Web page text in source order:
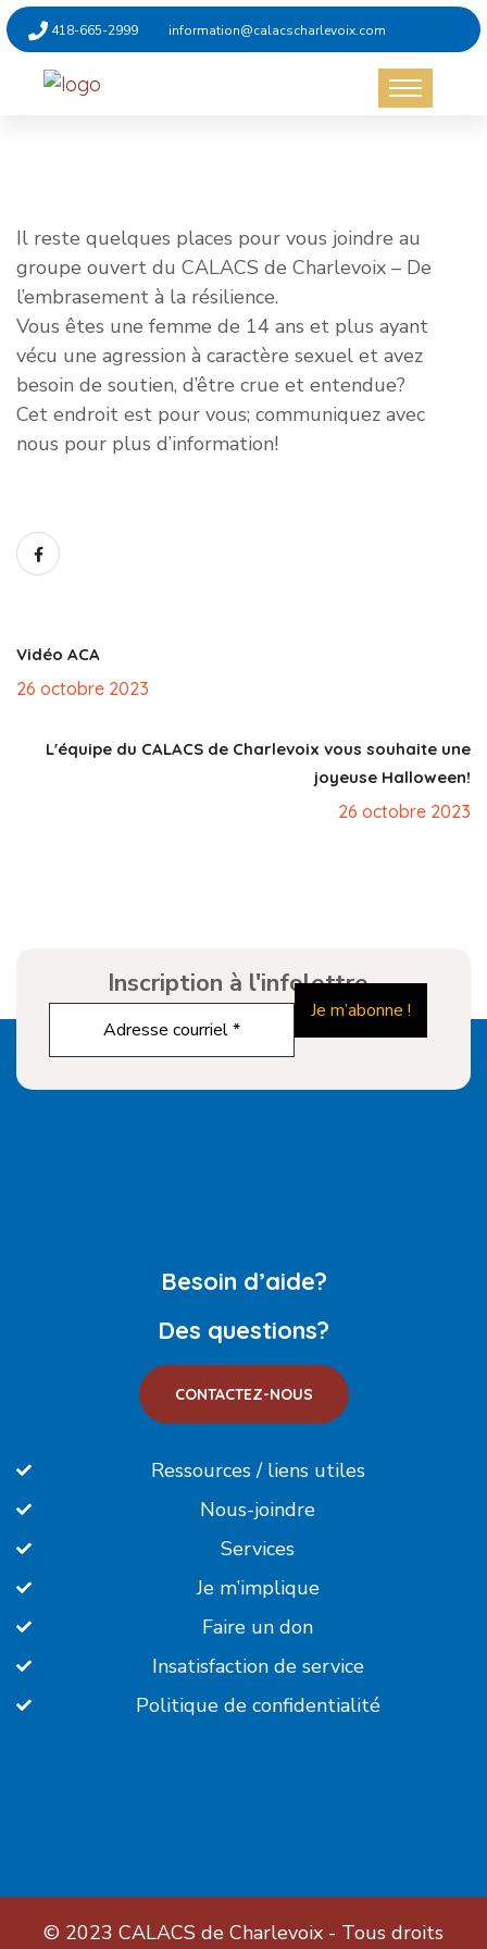
418-665-2999 information@calacscharlevoix.com
Non catégorisé
Il reste quelques places pour vous joindre au
groupe ouvert du CALACS de Charlevoix – De
l’embrasement à la résilience.
Vous êtes une femme de 14 ans et plus ayant
vécu une agression à caractère sexuel et avez
besoin de soutien, d’être crue et entendue?
Cet endroit est pour vous; communiquez avec
nous pour plus d’information!
Vidéo ACA
26 octobre 2023
L'équipe du CALACS de Charlevoix vous souhaite une
joyeuse Halloween!
26 octobre 2023
Inscription à l'infolettre
Besoin d’aide?
Des questions?
CONTACTEZ-NOUS
Ressources / liens utiles
Nous-joindre
Services
Je m’implique
Faire un don
Insatisfaction de service
Politique de confidentialité
© 2023 CALACS de Charlevoix - Tous droits